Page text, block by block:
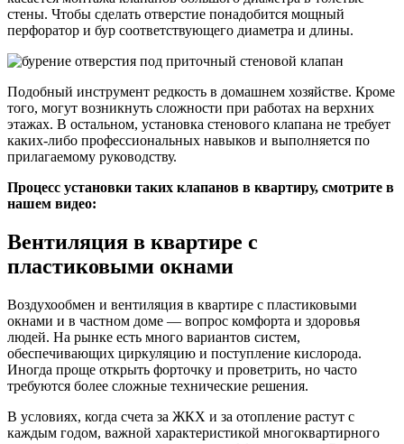
стены. Чтобы сделать отверстие понадобится мощный
перфоратор и бур соответствующего диаметра и длины.
Подобный инструмент редкость в домашнем хозяйстве. Кроме
того, могут возникнуть сложности при работах на верхних
этажах. В остальном, установка стенового клапана не требует
каких-либо профессиональных навыков и выполняется по
прилагаемому руководству.
Процесс установки таких клапанов в квартиру, смотрите в
нашем видео:
Вентиляция в квартире с
пластиковыми окнами
Воздухообмен и вентиляция в квартире с пластиковыми
окнами и в частном доме — вопрос комфорта и здоровья
людей. На рынке есть много вариантов систем,
обеспечивающих циркуляцию и поступление кислорода.
Иногда проще открыть форточку и проветрить, но часто
требуются более сложные технические решения.
В условиях, когда счета за ЖКХ и за отопление растут с
каждым годом, важной характеристикой многоквартирного